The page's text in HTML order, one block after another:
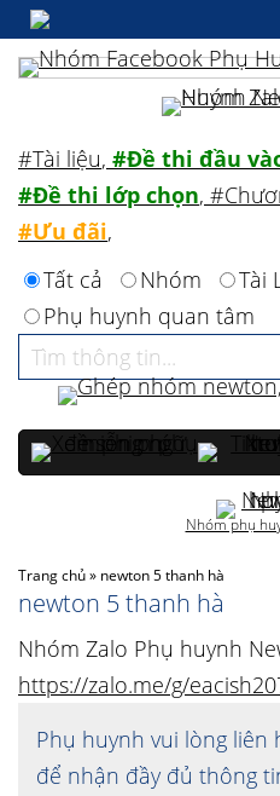
Trang chủ» newton 5 thanh hà
newton 5 thanh hà
Nhóm Zalo Phụ huynh
https://zalo.me/g/
Phụ huynh vui lòng liên
để nhận đầy đủ thông
#Tài liệu, #Đề thi đầu
#Đề thi lớp chọn,
#Ưu đãi,
Tất cả
Nhóm
Tài
Phụ huynh quan tâm
Nhóm phụ